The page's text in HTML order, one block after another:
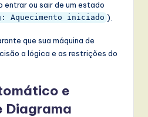
entrar ou sair de um estado
Aquecimento iniciado ).
que sua máquina de
a lógica e as restrições do
e
Diagrama